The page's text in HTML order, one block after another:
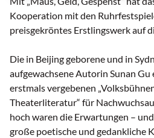
Kooperation mit den
preisgekröntes Erstlingswerk auf
Die in Beijing geborene und in
aufgewachsene Autorin Sunan
erstmals vergebenen
Theaterliteratur“ für
hoch waren die Erwartungen –
große poetische und gedankliche